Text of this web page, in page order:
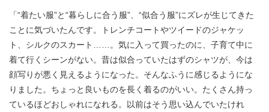
「“着たい服”と“暮らしに合う服”、“似合う服”にズレが生じてきた
ことに気づいたんです。トレンチコートやツイードのジャケッ
ト、シルクのスカート……。気に入って買ったのに、子育て中に
着て行くシーンがない。昔は似合っていたはずのシャツが、今は
顔写りが悪く見えるようになった。そんなふうに感じるようにな
りました。ちょっと良いものを長く着るのがいい。たくさん持っ
ているほどおしゃれになれる。以前はそう思い込んでいたけれ